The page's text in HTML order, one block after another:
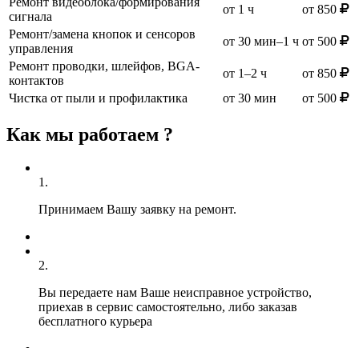
сигнала
от 1 ч
от 850
Ремонт/замена кнопок и сенсоров
управления
от 30 мин–1 ч от 500
Ремонт проводки, шлейфов, BGA-
контактов
от 1–2 ч
от 850
Чистка от пыли и профилактика
от 30 мин от 500
Как мы работаем ?
1.
Принимаем Вашу заявку на ремонт.
2.
Вы передаете нам Ваше неисправное устройство,
приехав в сервис самостоятельно, либо заказав
бесплатного курьера